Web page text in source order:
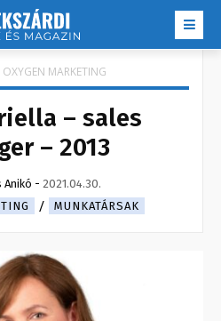
OXYGEN MARKETING
– sales
– 2013
Anikó - 2021.04.30.
MUNKATÁRSAK